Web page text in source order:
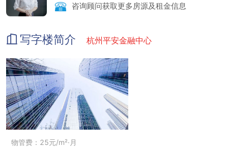
会议室：200、300、500、700元/小时
咨询顾问获取更多房源及租金信息
写字楼简介 杭州平安金融中心
物管费：25元/m²·月